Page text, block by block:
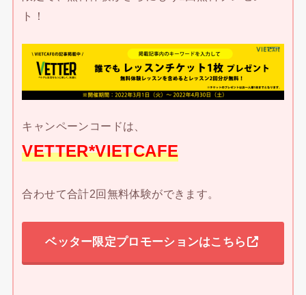
ト！
キャンペーンコードは、
VETTER*VIETCAFE
合わせて合計2回無料体験ができます。
ベッター限定プロモーションはこちら